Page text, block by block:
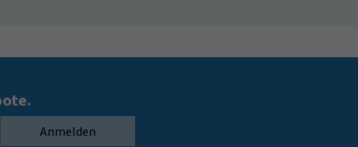
Anmelden